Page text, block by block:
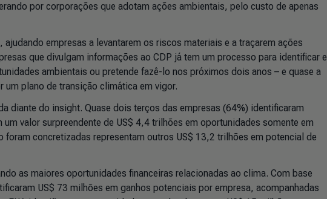
por corporações que adotam ações ambientais, pelo custo de apenas
empresas a levantarem os riscos materiais e a traçarem ações
que divulgam informações ao CDP já tem um processo para identificar e
ambientais ou pretende fazê-lo nos próximos dois anos – e quase a
plano de transição climática em vigor.
diante do insight. Quase dois terços das empresas (64%) identificaram
valor surpreendente de US$ 4,4 trilhões em oportunidades somente em
concretizadas representam outros US$ 13,2 trilhões em potencial de
as maiores oportunidades financeiras relacionadas ao clima. Com base
US$ 73 milhões em ganhos potenciais por empresa, acompanhadas